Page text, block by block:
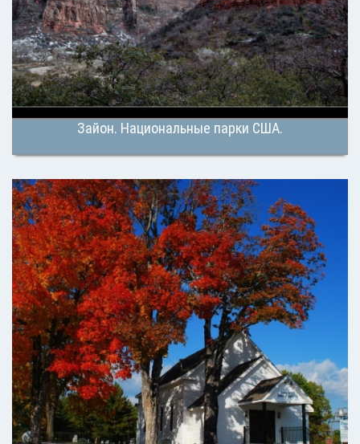
Зайон. Национальные парки США.